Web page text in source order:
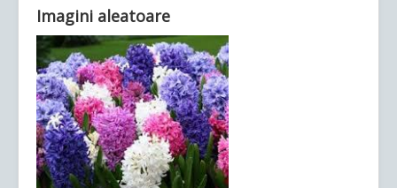
Ultimele articole: Vi, 04.11.2022 -
Județean Mehedinți
Imagini aleatoare